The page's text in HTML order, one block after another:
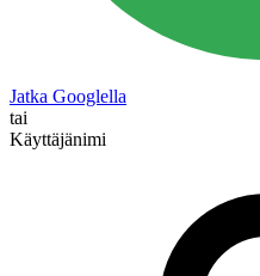
Jatka Googlella
tai
Käyttäjänimi